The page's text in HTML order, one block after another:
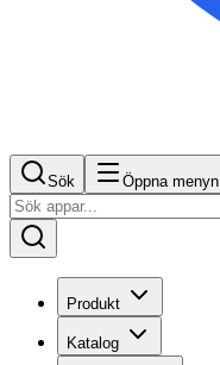
Sök Öppna menyn
Produkt
Katalog